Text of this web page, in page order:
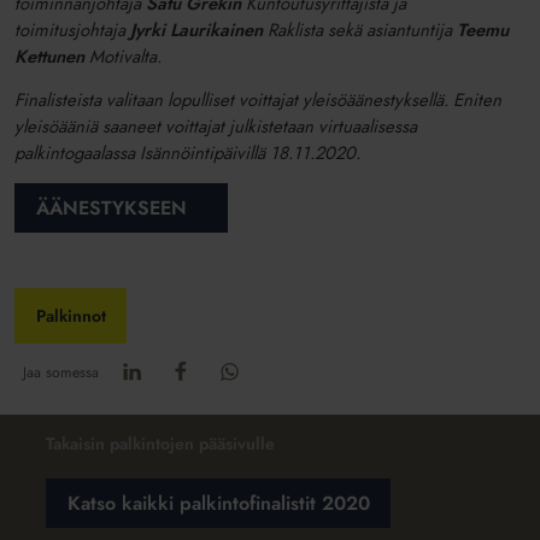
toimitusjohtajaJyrki LaurikainenRaklista sekä asiantuntija Teemu
KettunenMotivalta.
Finalisteista valitaan lopulliset voittajat yleisöäänestyksellä. Eniten
yleisöääniä saaneet voittajat julkistetaan virtuaalisessa
palkintogaalassa Isännöintipäivillä 18.11.2020.
ÄÄNESTYKSEEN
Palkinnot
Jaa somessa
Katso kaikki palkintofinalistit 2020